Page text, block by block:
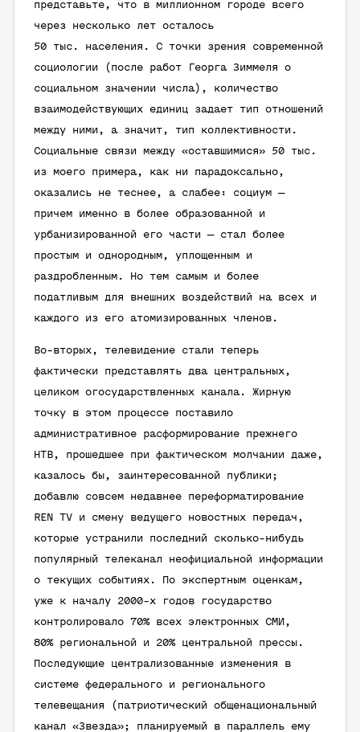
представьте, что в миллионном городе всего
через несколько лет осталось
50 тыс. населения. С точки зрения современной
социологии (после работ Георга Зиммеля о
социальном значении числa), количество
взаимодействующих единиц задает тип отношений
между ними, а значит, тип коллективности.
Социальные связи между «оставшимися» 50 тыс.
из моего примера, как ни парадоксально,
оказались не теснее, а слабее: социум —
причем именно в более образованной и
урбанизированной его части — стал более
простым и однородным, уплощенным и
раздробленным. Но тем самым и более
податливым для внешних воздействий на всех и
каждого из его атомизированных членов.
Во-вторых, телевидение стали теперь
фактически представлять два центральных,
целиком огосударствленных канала. Жирную
точку в этом процессе поставило
административное расформирование прежнего
НТВ, прошедшее при фактическом молчании даже,
казалось бы, заинтересованной публики;
добавлю совсем недавнее переформатирование
REN TV и смену ведущего новостных передач,
которые устранили последний сколько-нибудь
популярный телеканал неофициальной информации
о текущих событиях. По экспертным оценкам,
уже к началу 2000-х годов государство
контролировало 70% всех электронных СМИ,
80% региональной и 20% центральной прессы.
Последующие централизованные изменения в
системе федерального и регионального
телевещания (патриотический общенациональный
канал «Звезда»; планируемый в параллель ему